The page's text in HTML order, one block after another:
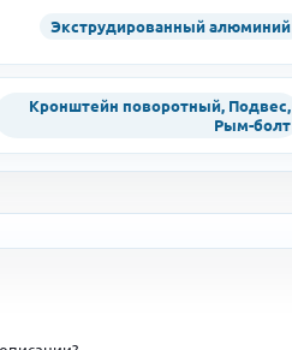
Экструдированный алюминий
Кронштейн поворотный, Подвес,
Рым-болт